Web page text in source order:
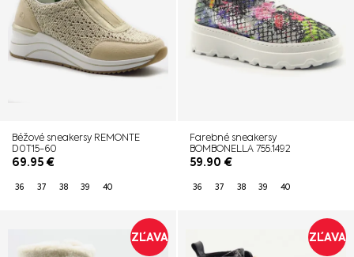
Béžové sneakersy REMONTE
D0T15-60
69.95€
36 37 38 39 40
Farebné sneakersy
BOMBONELLA 755.1492
59.90 €
36 37 38 39 40
ZĽAVA ZĽAVA